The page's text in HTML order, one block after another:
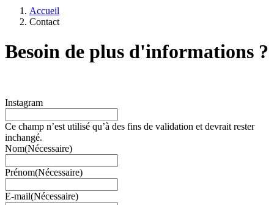
Accueil
Contact
Besoin de plus d'informations ?
Instagram
Ce champ n’est utilisé qu’à des fins de validation et devrait rester
inchangé.
Nom(Nécessaire)
Prénom(Nécessaire)
E-mail(Nécessaire)